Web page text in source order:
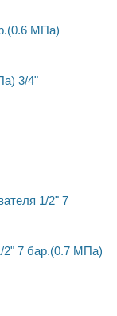
3/4"
2" 7 бар.(0.7 МПа)